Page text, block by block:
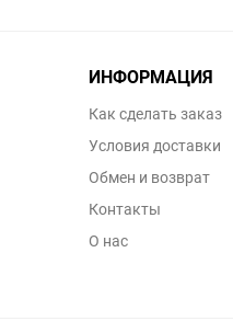
ИНФОРМАЦИЯ
Как сделать заказ
Условия доставки
Обмен и возврат
Контакты
О нас